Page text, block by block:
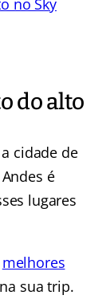
do alto
cidade de
é
lugares
melhores
sua trip.